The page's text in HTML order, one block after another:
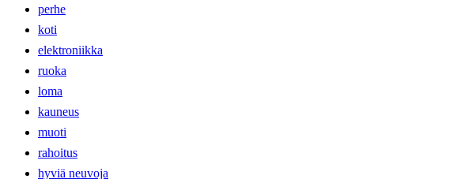
perhe
koti
elektroniikka
ruoka
loma
kauneus
muoti
rahoitus
hyviä neuvoja